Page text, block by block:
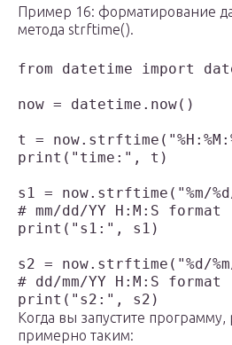
Пример 16: форматирование
метода strftime().
from datetime import
now = datetime.now()
t =
print("time:", t)
s1 = now.strftime("%m/%d/
# mm/dd/YY H:M:S format
print("s1:", s1)
s2 = now.strftime("%d/%m/
# dd/mm/YY H:M:S format
print("s2:", s2)
Когда вы запустите программу,
примерно таким: